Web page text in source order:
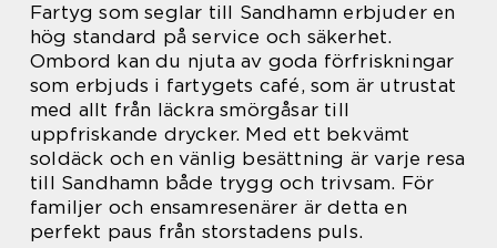
Fartyg som seglar till Sandhamn erbjuder en
hög standard på service och säkerhet.
Ombord kan du njuta av goda förfriskningar
som erbjuds i fartygets café, som är utrustat
med allt från läckra smörgåsar till
uppfriskande drycker. Med ett bekvämt
soldäck och en vänlig besättning är varje resa
till Sandhamn både trygg och trivsam. För
familjer och ensamresenärer är detta en
perfekt paus från storstadens puls.